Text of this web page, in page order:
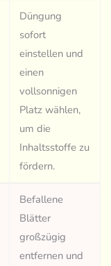
Düngung
sofort
einstellen und
einen
vollsonnigen
Platz wählen,
um die
Inhaltsstoffe zu
fördern.
Befallene
Blätter
großzügig
entfernen und